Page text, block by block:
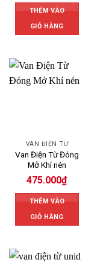
THÊM VÀO
GIỎ HÀNG
VAN ĐIỆN TỪ
Van Điện Từ Đóng
Mở Khí nén
475.000₫
THÊM VÀO
GIỎ HÀNG